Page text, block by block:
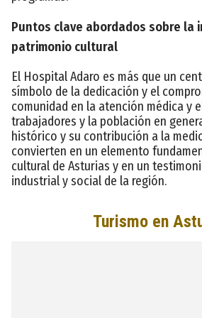
Puntos clave abordados sobre la
patrimonio cultural
El Hospital Adaro es más que un
símbolo de la dedicación y el
comunidad en la atención médica y
trabajadores y la población en
histórico y su contribución a la
convierten en un elemento
cultural de Asturias y en un
industrial y social de la región.